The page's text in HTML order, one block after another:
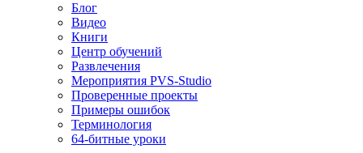
Блог
Видео
Книги
Центр обучений
Развлечения
Мероприятия PVS-Studio
Проверенные проекты
Примеры ошибок
Терминология
64-битные уроки